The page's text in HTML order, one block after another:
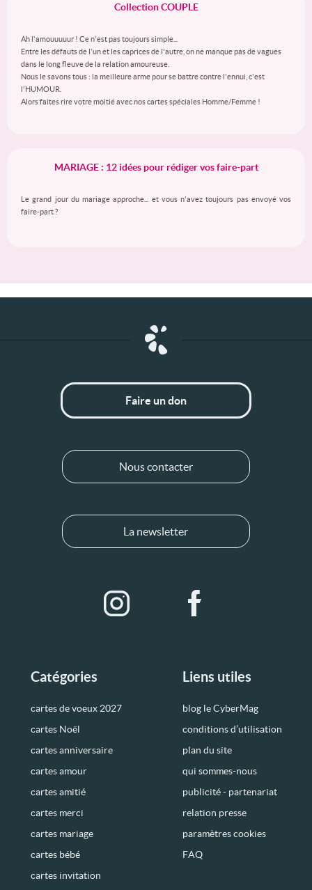
Collection COUPLE
Ah l'amouuuuur ! Ce n'est pas toujours simple...
Entre les défauts de l'un et les caprices de l'autre, on ne manque pas de vagues
dans le long fleuve de la relation amoureuse.
Nous le savons tous : la meilleure arme pour se battre contre l'ennui, c'est
l'HUMOUR.
Alors faites rire votre moitié avec nos cartes spéciales Homme/Femme !
MARIAGE : 12 idées pour rédiger vos faire-part
Le grand jour du mariage approche... et vous n'avez toujours pas envoyé vos
faire-part ?
Catégories
cartes de voeux 2027
cartes Noël
cartes anniversaire
cartes amour
cartes amitié
cartes merci
cartes mariage
cartes bébé
cartes invitation
Liens utiles
blog le CyberMag
conditions d’utilisation
plan du site
qui sommes-nous
publicité - partenariat
relation presse
paramètres cookies
FAQ
Faire un don
Nous contacter
La newsletter